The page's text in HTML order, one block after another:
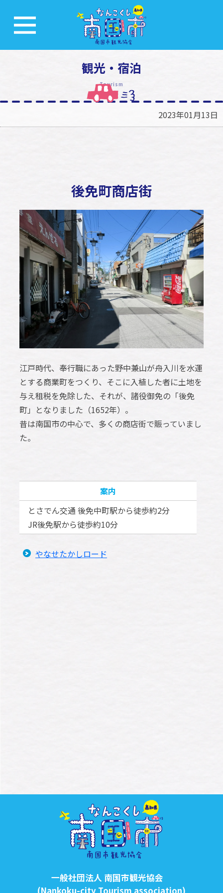
観光・宿泊
Tourism
2023年01月13日
後免町商店街
江戸時代、奉行職にあった野中兼山が舟入川を水運
とする商業町をつくり、そこに入植した者に土地を
与え租税を免除した、それが、諸役御免の「後免
町」となりました（1652年）。
昔は南国市の中心で、多くの商店街で賑っていまし
た。
案内
とさでん交通 後免中町駅から徒歩約2分
JR後免駅から徒歩約10分
やなせたかしロード
一般社団法人 南国市観光協会
(Nankoku-city Tourism association)